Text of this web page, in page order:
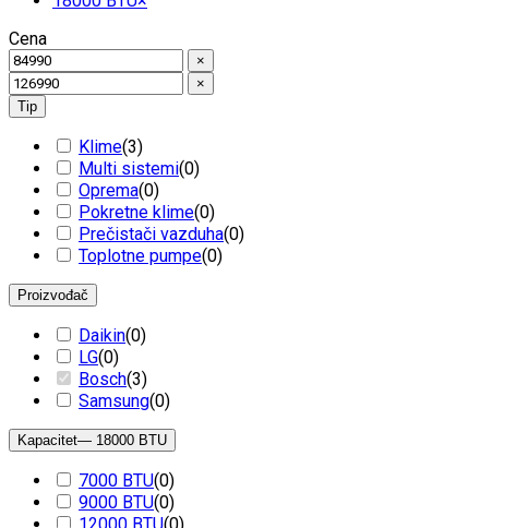
Cena
×
×
Tip
Klime(3)
Multi sistemi(0)
Oprema(0)
Pokretne klime(0)
Prečistači vazduha(0)
Toplotne pumpe(0)
Proizvođač
Daikin(0)
LG(0)
Bosch(3)
Samsung(0)
Kapacitet— 18000 BTU
7000 BTU(0)
9000 BTU(0)